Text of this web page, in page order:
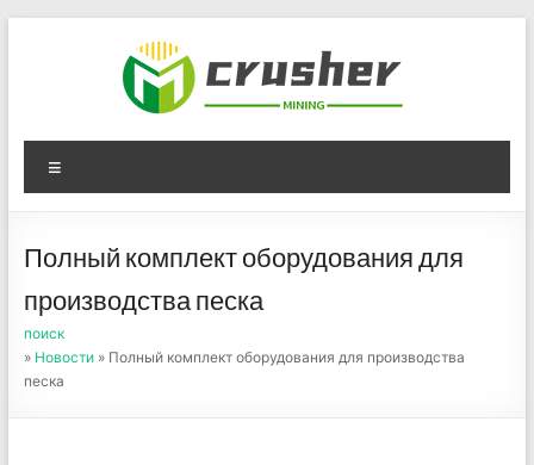
Оборудование для
дробления угля,
измельчения печного
порошка
Полный комплект оборудования для
производства песка
поиск
» Новости» Полный комплект оборудования для производства
песка